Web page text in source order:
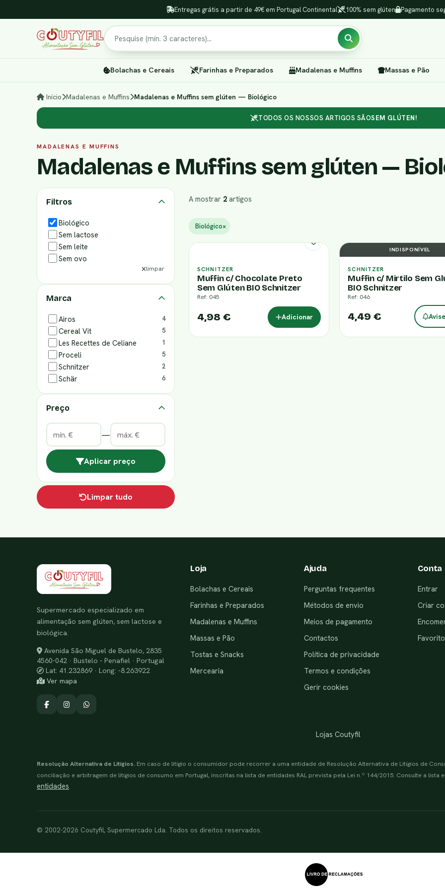
Entregas grátis a partir de 49€ em Portugal Continental 100% sem glúten Pagamento
Pesquisar
Bolachas e Cereais Farinhas e Preparados Madalenas e Muffins Massas e Pão
Início Madalenas e Muffins Madalenas e Muffins sem glúten — Biológico
TODOS OS NOSSOS ARTIGOS SÃOSEM GLÚTEN!
MADALENAS E MUFFINS
Madalenas e Muffins sem glúten —
Filtros
Biológico
Sem lactose
Sem leite
Sem ovo
limpar
Marca
Airos 4
Cereal Vit 5
Les Recettes de Celiane 1
Proceli 5
Schnitzer 2
Schär 6
Preço
—
Aplicar preço
Limpar tudo
A mostrar 2 artigos
Biológico×
SCHNITZER
Muffin c/ Chocolate Preto
Sem Glúten BIO Schnitzer
Ref: 045
4,98 € Adicionar
INDISPONÍVEL
SCHNITZER
Muffin c/ Mirtilo Sem
BIO Schnitzer
Ref: 046
4,49 €
Supermercado especializado em
alimentação sem glúten, sem lactose e
biológica.
Avenida São Miguel de Bustelo, 2835
4560-042 · Bustelo - Penafiel · Portugal
Lat: 41.232869 · Long: -8.263922
Ver mapa
Loja
Bolachas e Cereais
Farinhas e Preparados
Madalenas e Muffins
Massas e Pão
Tostas e Snacks
Mercearia
Ajuda
Perguntas frequentes
Métodos de envio
Meios de pagamento
Contactos
Política de privacidade
Termos e condições
Gerir cookies
Conta
Entrar
Criar
Lojas Coutyfil
Resolução Alternativa de Litígios. Em caso de litígio o consumidor pode recorrer a uma entidade de Resolução Alternativa de Litígios de
conciliação e arbitragem de litígios de consumo em Portugal, inscritas na lista de entidades RAL prevista pela Lei n.º 144/2015. Consulte a lista
entidades.
© 2002-2026 Coutyfil, Supermercado Lda. Todos os direitos reservados.